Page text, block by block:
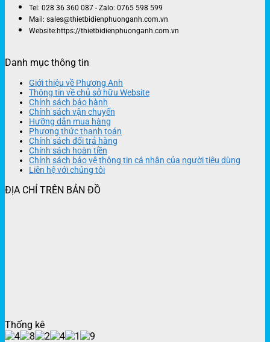
Tel: 028 36 360 087 - Zalo: 0765 598 599
Mail: sales@thietbidienphuonganh.com.vn
Website:https://thietbidienphuonganh.com.vn
Danh mục thông tin
Giới thiệu về Phương Anh
Thông tin về chủ sở hữu Website
Chính sách bảo hành
Chính sách vận chuyển
Hưỡng dẫn mua hàng
Phương thức thanh toán
Chính sách đổi trả hàng
Chính sách hoàn tiền
Chính sách bảo vệ thông tin cá nhân của người tiêu dùng
Liên hệ với chúng tôi
ĐỊA CHỈ TRÊN BẢN ĐỒ
Thống kê